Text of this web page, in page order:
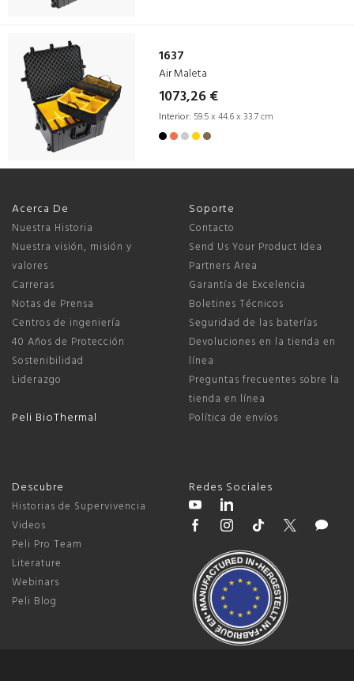
1637
Air Maleta
1073,26 €
Interior: 59.5 x 44.6 x 33.7 cm
Acerca De
Nuestra Historia
Nuestra visión, misión y
valores
Carreras
Notas de Prensa
Centros de ingeniería
40 Años de Protección
Sostenibilidad
Liderazgo
Peli BioThermal
Soporte
Contacto
Send Us Your Product Idea
Partners Area
Garantía de Excelencia
Boletines Técnicos
Seguridad de las baterías
Devoluciones en la tienda en
línea
Preguntas frecuentes sobre la
tienda en línea
Política de envíos
Descubre
Historias de Supervivencia
Videos
Peli Pro Team
Literature
Webinars
Peli Blog
Redes Sociales